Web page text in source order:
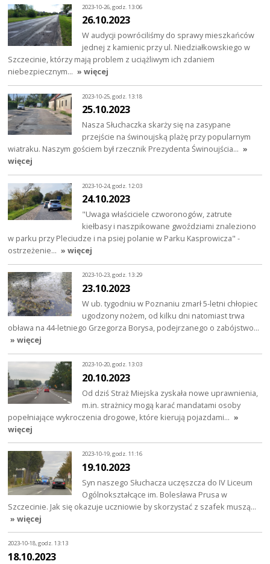
2023-10-26, godz. 13:06
26.10.2023
W audycji powróciliśmy do sprawy mieszkańców
jednej z kamienic przy ul. Niedziałkowskiego w
Szczecinie, którzy mają problem z uciążliwym ich zdaniem
niebezpiecznym… » więcej
2023-10-25, godz. 13:18
25.10.2023
Nasza Słuchaczka skarży się na zasypane
przejście na świnoujską plażę przy popularnym
wiatraku. Naszym gościem był rzecznik Prezydenta Świnoujścia… »
więcej
2023-10-24, godz. 12:03
24.10.2023
"Uwaga właściciele czworonogów, zatrute
kiełbasy i naszpikowane gwoździami znaleziono
w parku przy Pleciudze i na psiej polanie w Parku Kasprowicza" -
ostrzeżenie… » więcej
2023-10-23, godz. 13:29
23.10.2023
W ub. tygodniu w Poznaniu zmarł 5-letni chłopiec
ugodzony nożem, od kilku dni natomiast trwa
obława na 44-letniego Grzegorza Borysa, podejrzanego o zabójstwo…
» więcej
2023-10-20, godz. 13:03
20.10.2023
Od dziś Straż Miejska zyskała nowe uprawnienia,
m.in. strażnicy mogą karać mandatami osoby
popełniające wykroczenia drogowe, które kierują pojazdami… »
więcej
2023-10-19, godz. 11:16
19.10.2023
Syn naszego Słuchacza uczęszcza do IV Liceum
Ogólnokształcące im. Bolesława Prusa w
Szczecinie. Jak się okazuje uczniowie by skorzystać z szafek muszą…
» więcej
2023-10-18, godz. 13:13
18.10.2023